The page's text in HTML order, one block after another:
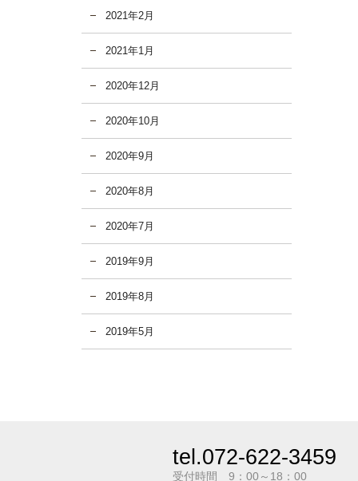
2021年2月
2021年1月
2020年12月
2020年10月
2020年9月
2020年8月
2020年7月
2019年9月
2019年8月
2019年5月
tel.072-622-3459
受付時間 9：00～18：00